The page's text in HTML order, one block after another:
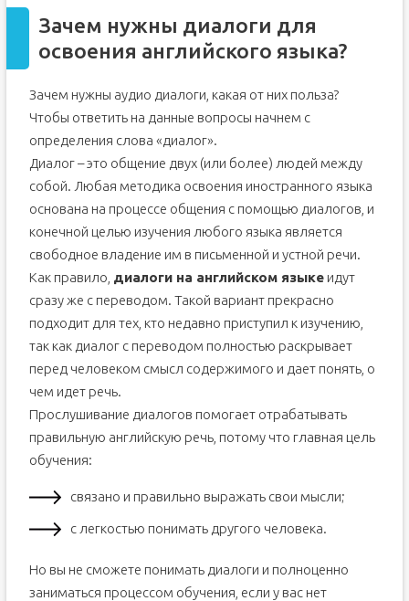
Зачем нужны диалоги для
освоения английского языка?
Зачем нужны аудио диалоги, какая от них польза?
Чтобы ответить на данные вопросы начнем с
определения слова «диалог».
Диалог – это общение двух (или более) людей между
собой. Любая методика освоения иностранного языка
основана на процессе общения с помощью диалогов, и
конечной целью изучения любого языка является
свободное владение им в письменной и устной речи.
Как правило, диалоги на английском языкеидут
сразу же с переводом. Такой вариант прекрасно
подходит для тех, кто недавно приступил к изучению,
так как диалог с переводом полностью раскрывает
перед человеком смысл содержимого и дает понять, о
чем идет речь.
Прослушивание диалогов помогает отрабатывать
правильную английскую речь, потому что главная цель
обучения:
связано и правильно выражать свои мысли;
с легкостью понимать другого человека.
Но вы не сможете понимать диалоги и полноценно
заниматься процессом обучения, если у вас нет